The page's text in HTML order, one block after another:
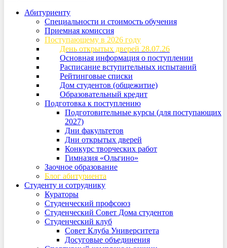
Абитуриенту
Специальности и стоимость обучения
Приемная комиссия
Поступающему в 2026 году
День открытых дверей 28.07.26
Основная информация о поступлении
Расписание вступительных испытаний
Рейтинговые списки
Дом студентов (общежитие)
Образовательный кредит
Подготовка к поступлению
Подготовительные курсы (для поступающих
2027)
Дни факультетов
Дни открытых дверей
Конкурс творческих работ
Гимназия «Ольгино»
Заочное образование
Блог абитуриента
Студенту и сотруднику
Кураторы
Студенческий профсоюз
Студенческий Совет Дома студентов
Студенческий клуб
Совет Клуба Университета
Досуговые объединения